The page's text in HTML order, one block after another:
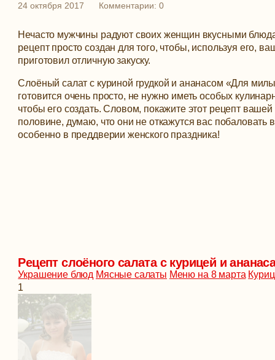
24 октября 2017 Комментарии: 0
Нечасто мужчины радуют своих женщин вкусными
рецепт просто создан для того, чтобы, используя его,
приготовил отличную закуску.
Слоёный салат с куриной грудкой и ананасом «Для
готовится очень просто, не нужно иметь особых
чтобы его создать.Словом, покажите этот рецепт вашей
половине, думаю, что они не откажутся вас побаловать
особенно в преддверии женского праздника!
Рецепт слоёного салата с курицей и
Украшение блюд Мясные салаты Меню на 8 марта
1